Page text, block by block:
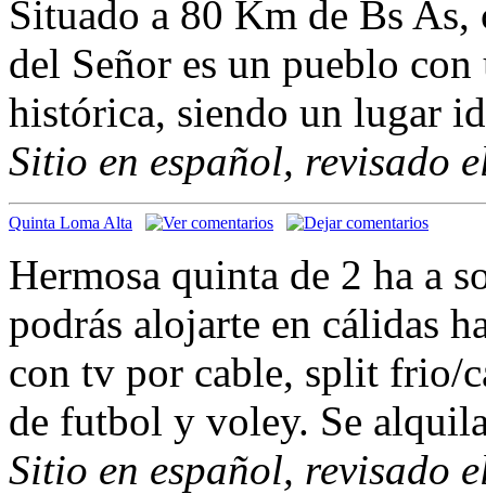
Situado a 80 Km de Bs
del Señor es un pueblo
histórica, siendo un lugar
Sitio en español, revisado
Quinta Loma Alta
Hermosa quinta de 2 ha a
podrás alojarte en cálidas
con tv por cable, split frio/
de futbol y voley. Se
Sitio en español, revisado